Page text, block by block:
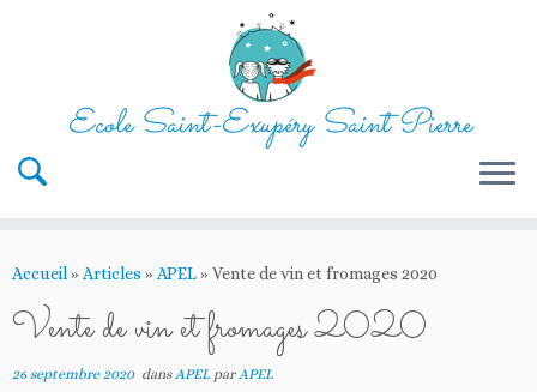
au
Ecole Saint-Exupéry Saint Pierre
Accueil » Articles » APEL» Vente de vin et fromages 2020
Vente de vin et fromages 2020
26 septembre 2020dansAPEL parAPEL